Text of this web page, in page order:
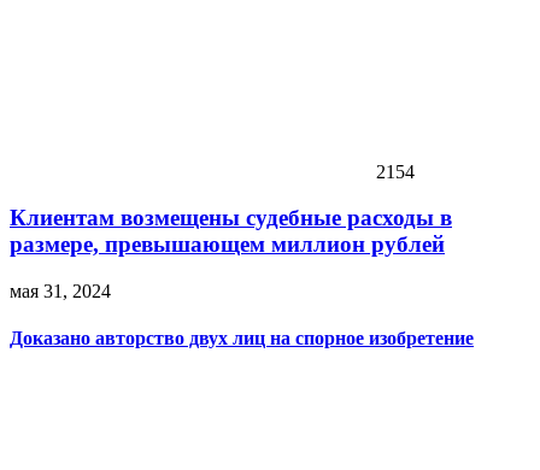
2154
Клиентам возмещены судебные расходы в
размере, превышающем миллион рублей
мая 31, 2024
Доказано авторство двух лиц на спорное изобретение